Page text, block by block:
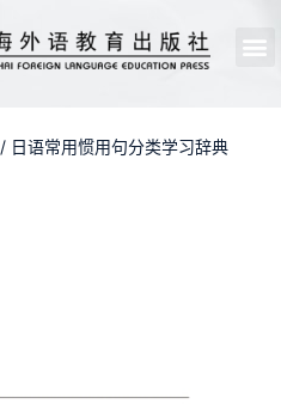
/ 日语常用惯用句分类学习辞典